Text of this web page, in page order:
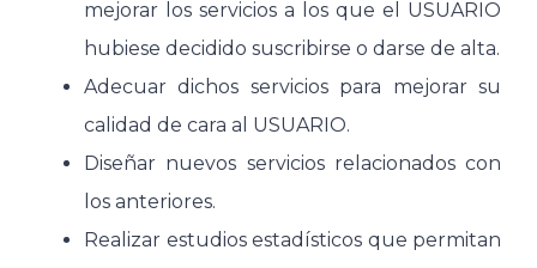
mejorar los servicios a los que el USUARIO
hubiese decidido suscribirse o darse de alta.
Adecuar dichos servicios para mejorar su
calidad de cara al USUARIO.
Diseñar nuevos servicios relacionados con
los anteriores.
Realizar estudios estadísticos que permitan